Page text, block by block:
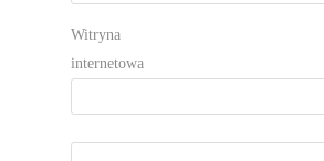
Witryna
internetowa